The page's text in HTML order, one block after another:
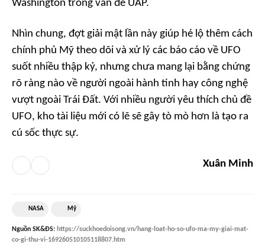
Washington trong vấn đề UAP.
Nhìn chung, đợt giải mật lần này giúp hé lộ thêm cách
chính phủ Mỹ theo dõi và xử lý các báo cáo về UFO
suốt nhiều thập kỷ, nhưng chưa mang lại bằng chứng
rõ ràng nào về người ngoài hành tinh hay công nghệ
vượt ngoài Trái Đất. Với nhiều người yêu thích chủ đề
UFO, kho tài liệu mới có lẽ sẽ gây tò mò hơn là tạo ra
cú sốc thực sự.
Xuân Minh
NASA Mỹ
Nguồn SK&ĐS: https://suckhoedoisong.vn/hang-loat-ho-so-ufo-ma-my-giai-mat-
co-gi-thu-vi-169260510105118807.htm